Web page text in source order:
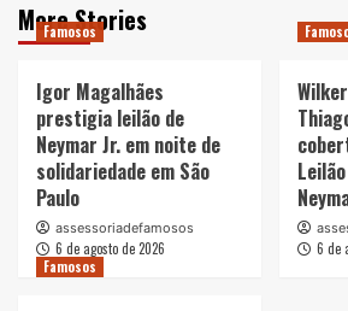
More Stories
Famosos
Igor Magalhães
prestigia leilão de
Neymar Jr. em noite de
solidariedade em São
Paulo
assessoriadefamosos
6 de agosto de 2026
6 de
Famosos